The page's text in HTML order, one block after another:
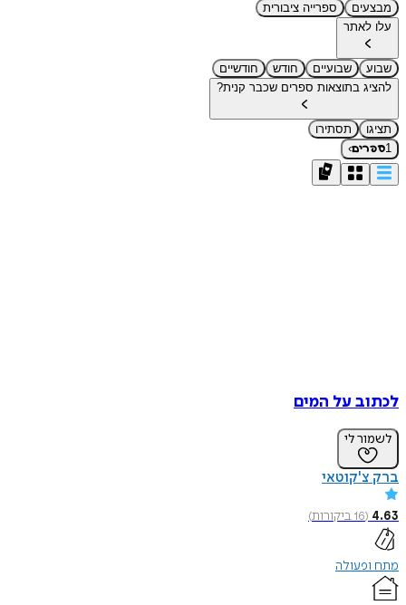
מבצעים
ספרייה ציבורית
עלו לאתר
שבוע שבועיים חודש
חודשיים
להציג בתוצאות ספרים שכבר קנית?
תציגו
תסתירו
1ספרים›
לכתוב על המים
לשמור לי
ברק צ'קוטאי
4.63
(
16ביקורות)
מתח ופעולה